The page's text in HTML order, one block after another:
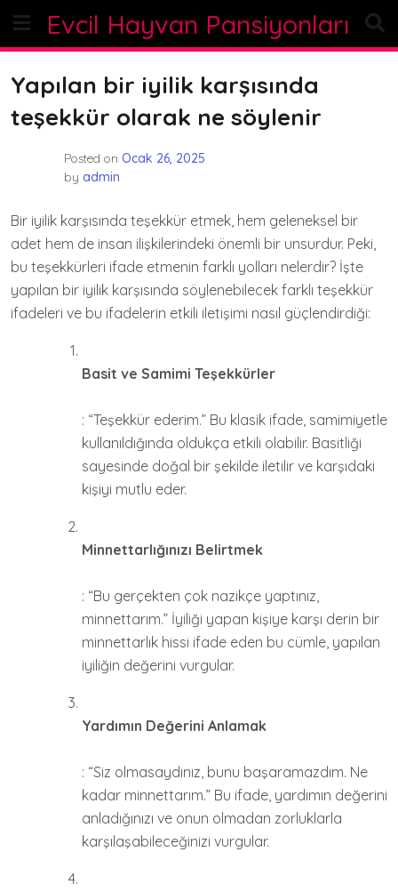
content
Evcil Hayvan Pansiyonları
Yapılan bir iyilik karşısında
teşekkür olarak ne söylenir
Posted on Ocak 26, 2025
by admin
Bir iyilik karşısında teşekkür etmek, hem geleneksel bir
adet hem de insan ilişkilerindeki önemli bir unsurdur. Peki,
bu teşekkürleri ifade etmenin farklı yolları nelerdir? İşte
yapılan bir iyilik karşısında söylenebilecek farklı teşekkür
ifadeleri ve bu ifadelerin etkili iletişimi nasıl güçlendirdiği:
Basit ve Samimi Teşekkürler
: “Teşekkür ederim.” Bu klasik ifade, samimiyetle
kullanıldığında oldukça etkili olabilir. Basitliği
sayesinde doğal bir şekilde iletilir ve karşıdaki
kişiyi mutlu eder.
Minnettarlığınızı Belirtmek
: “Bu gerçekten çok nazikçe yaptınız,
minnettarım.” İyiliği yapan kişiye karşı derin bir
minnettarlık hissi ifade eden bu cümle, yapılan
iyiliğin değerini vurgular.
Yardımın Değerini Anlamak
: “Siz olmasaydınız, bunu başaramazdım. Ne
kadar minnettarım.” Bu ifade, yardımın değerini
anladığınızı ve onun olmadan zorluklarla
karşılaşabileceğinizi vurgular.